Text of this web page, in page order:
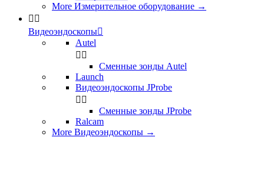
More Измерительное оборудование →
 
Видеоэндоскопы
Autel
 
Сменные зонды Autel
Launch
Видеоэндоскопы JProbe
 
Сменные зонды JProbe
Ralcam
More Видеоэндоскопы →